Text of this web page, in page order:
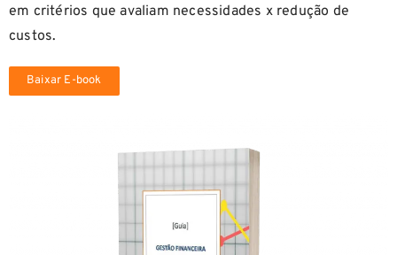
em critérios que avaliam necessidades x redução de
custos.
Baixar E-book